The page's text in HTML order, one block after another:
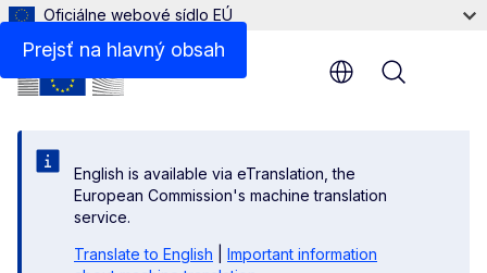
Prejsť na hlavný obsah
Oficiálne webové sídlo EÚ
English is available via eTranslation, the
European Commission's machine translation
service.
Translate to English
Important information
Menu